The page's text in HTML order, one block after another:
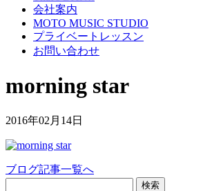
会社案内
MOTO MUSIC STUDIO
プライベートレッスン
お問い合わせ
morning star
2016年02月14日
ブログ記事一覧へ
検索